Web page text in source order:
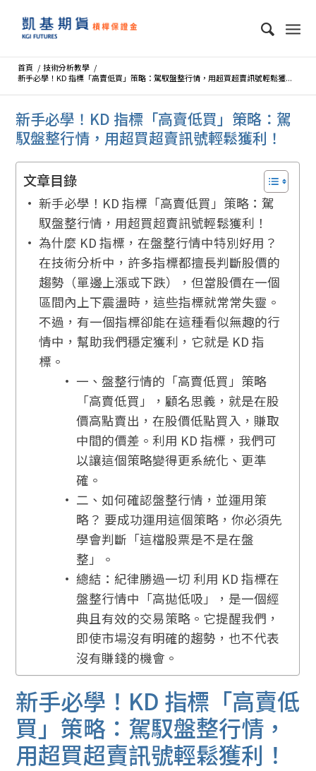
首頁 / 技術分析教學 /
新手必學！KD 指標「高賣低買」策略：駕馭盤整行情，用超買超賣訊號輕鬆獲...
新手必學！KD 指標「高賣低買」策略：駕
馭盤整行情，用超買超賣訊號輕鬆獲利！
文章目錄
新手必學！KD 指標「高賣低買」策略：駕
馭盤整行情，用超買超賣訊號輕鬆獲利！
為什麼 KD 指標，在盤整行情中特別好用？
在技術分析中，許多指標都擅長判斷股價的
趨勢（單邊上漲或下跌），但當股價在一個
區間內上下震盪時，這些指標就常常失靈。
不過，有一個指標卻能在這種看似無趣的行
情中，幫助我們穩定獲利，它就是 KD 指
標。
一、盤整行情的「高賣低買」策略
「高賣低買」，顧名思義，就是在股
價高點賣出，在股價低點買入，賺取
中間的價差。利用 KD 指標，我們可
以讓這個策略變得更系統化、更準
確。
二、如何確認盤整行情，並運用策
略？ 要成功運用這個策略，你必須先
學會判斷「這檔股票是不是在盤
整」。
總結：紀律勝過一切 利用 KD 指標在
盤整行情中「高拋低吸」，是一個經
典且有效的交易策略。它提醒我們，
即使市場沒有明確的趨勢，也不代表
沒有賺錢的機會。
新手必學！KD 指標「高賣低
買」策略：駕馭盤整行情，
用超買超賣訊號輕鬆獲利！